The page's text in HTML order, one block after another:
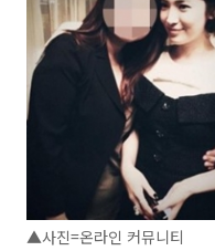
▲사진=온라인 커뮤니티